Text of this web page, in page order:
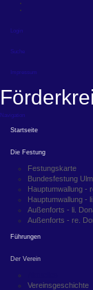
Login
Suche
Impressum
Navigation
Startseite
Die Festung
Festungskarte
Bundesfestung
Hauptumwallung -
Hauptumwallung -
Außenforts - li.
Außenforts - re.
Führungen
Der Verein
Vereinsgeschichte